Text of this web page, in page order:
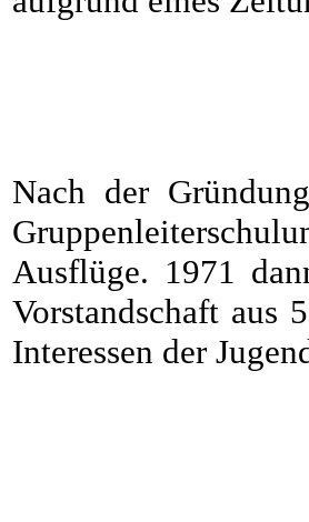
Nach der
Ausflüge. 1971
Vorstandschaft aus
Interessen der